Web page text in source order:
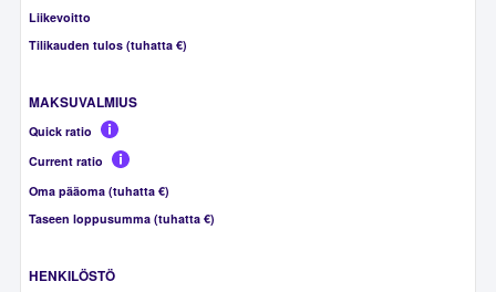
Liikevoitto
Tilikauden tulos (tuhatta €)
MAKSUVALMIUS
Quick ratio
Current ratio
Oma pääoma (tuhatta €)
Taseen loppusumma (tuhatta €)
HENKILÖSTÖ